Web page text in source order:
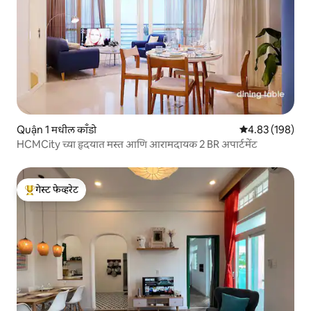
Quận 1 मधील काँडो 5 पैकी 4.83
4.83 (198)
HCMCity च्या हृदयात मस्त आणि आरामदायक 2 BR अपार्टमेंट
टॉप गेस्ट फेव्हरेट
गेस्ट फेव्हरेट